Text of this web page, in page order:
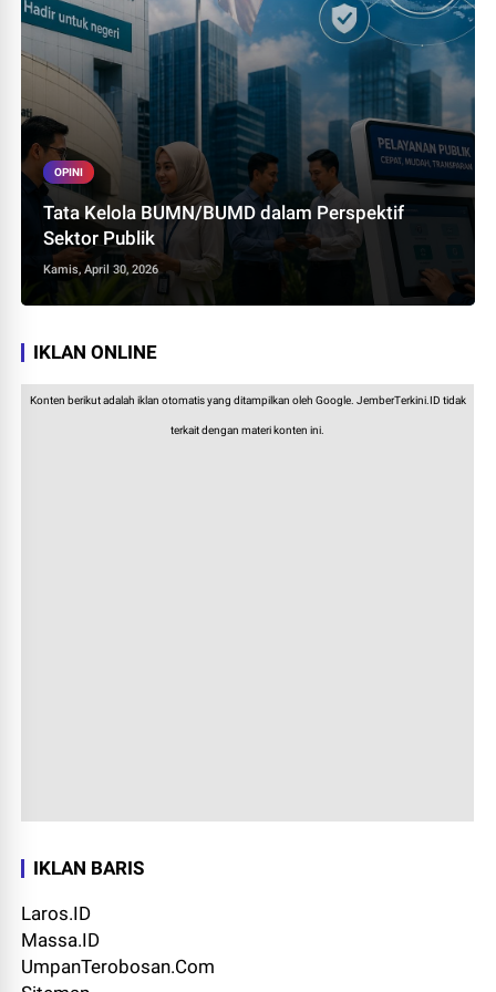
OPINI
Tata Kelola BUMN/BUMD dalam Perspektif
Sektor Publik
Kamis, April 30, 2026
IKLAN ONLINE
Konten berikut adalah iklan otomatis yang ditampilkan oleh Google. JemberTerkini.ID tidak
terkait dengan materi konten ini.
IKLAN BARIS
Laros.ID
Massa.ID
UmpanTerobosan.Com